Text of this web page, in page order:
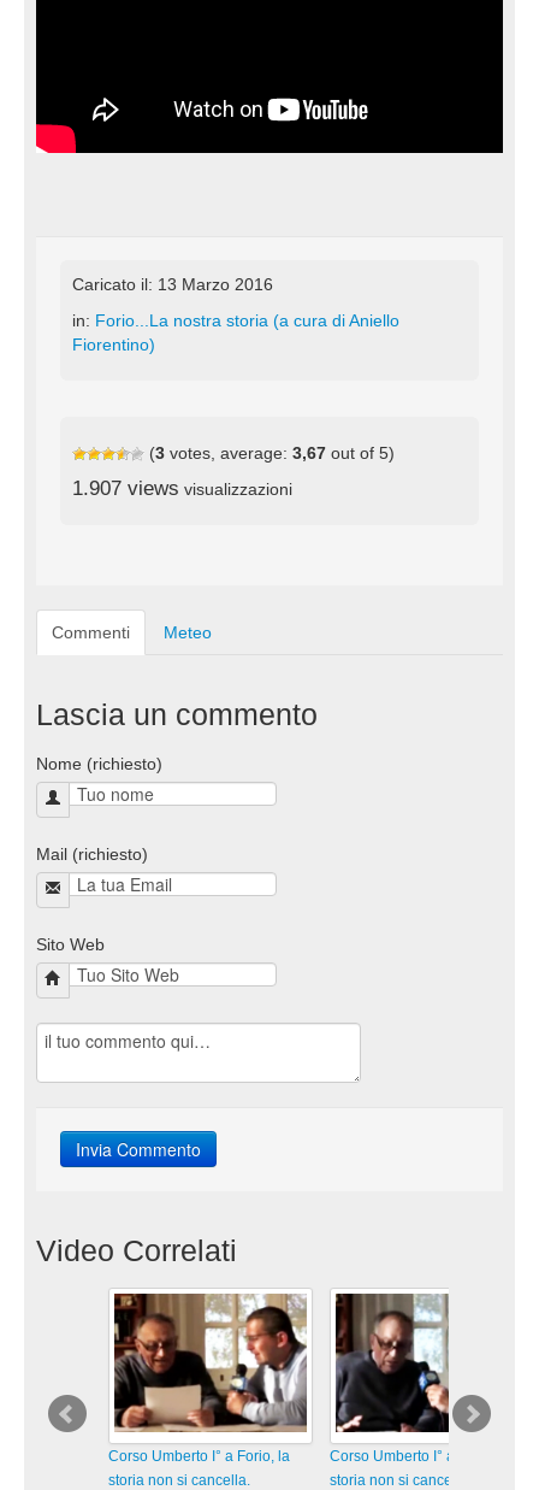
Caricato il: 13 Marzo 2016
in: Forio...La nostra storia (a cura di Aniello
Fiorentino)
(3 votes, average: 3,67 out of 5)
1.907 views visualizzazioni
Commenti Meteo
Lascia un commento
Nome (richiesto)
Mail (richiesto)
Sito Web
Video Correlati
Corso Umberto I° a Forio, la
storia non si cancella.
Corso Umberto I° a Forio, la
storia non si cancella.